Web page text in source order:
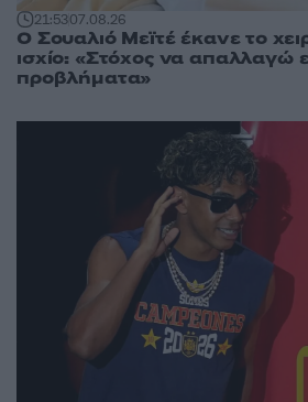
21:5307.08.26
Ο Σουαλιό Μεϊτέ έκανε το
ισχίο: «Στόχος να απαλλαγώ
προβλήματα»